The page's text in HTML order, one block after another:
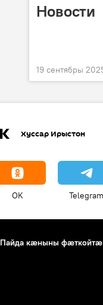
Новости
19 сентябры
Хуссар Ирыстон
OK Telegram
Пайда кӕныны фӕткойтӕ